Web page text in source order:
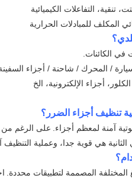
التفاعلات الكيميائية
المكلف للمبادلات الحرارية
في الكائنات.
آمنة لمعظم أجزاء. على الرغم من
هي قوية جدا، وعملية التنظيف
المصممة لتطبيقات محددة.